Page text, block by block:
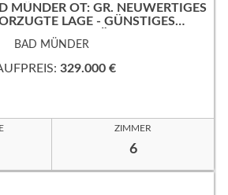
MÜNDER OT: GR. NEUWERTIGES
LAGE - GÜNSTIGES
BAD MÜNDER
329.000 €
ZIMMER
6